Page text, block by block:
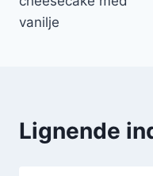
vanilje
Lignende